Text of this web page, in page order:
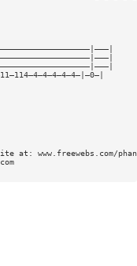
at: www.freewebs.com/